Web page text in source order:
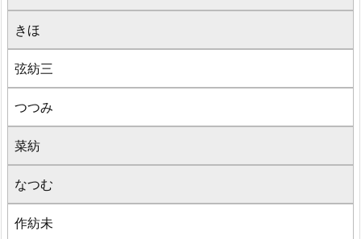
きほ
弦紡三
つつみ
菜紡
なつむ
作紡未